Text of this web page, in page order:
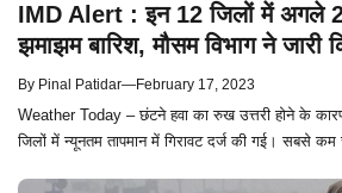
IMD Alert : इन 12 जिलों में अगले
झमाझम बारिश, मौसम विभाग ने जारी
By Pinal Patidar—February 17, 2023
Weather Today – छंटने हवा का रुख उत्तरी होने के
जिलों में न्यूनतम तापमान में गिरावट दर्ज की गई। सबसे कम